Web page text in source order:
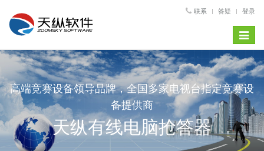
联系 答疑 登录
Toggle
高端竞赛设备领导品牌，全国多家电视台指定竞赛设
备提供商
天纵有线电脑抢答器